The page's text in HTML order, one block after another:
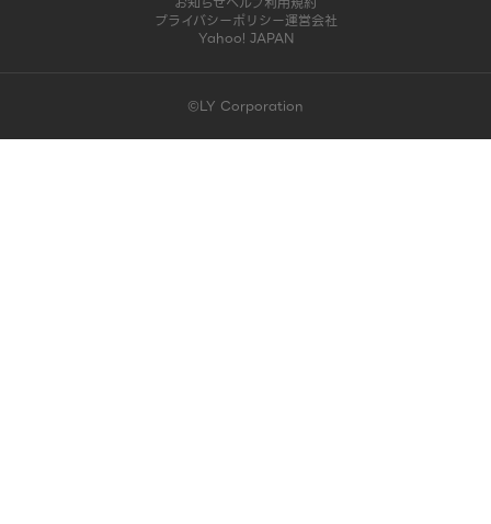
プライバシーポリシー運営会社
Yahoo! JAPAN
©LY Corporation
このコンテンツは掲載が終了しました | LINE占い